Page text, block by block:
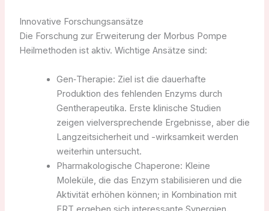
Innovative Forschungsansätze
Die Forschung zur Erweiterung der Morbus Pompe
Heilmethoden ist aktiv. Wichtige Ansätze sind:
Gen‑Therapie: Ziel ist die dauerhafte
Produktion des fehlenden Enzyms durch
Gentherapeutika. Erste klinische Studien
zeigen vielversprechende Ergebnisse, aber die
Langzeitsicherheit und -wirksamkeit werden
weiterhin untersucht.
Pharmakologische Chaperone: Kleine
Moleküle, die das Enzym stabilisieren und die
Aktivität erhöhen können; in Kombination mit